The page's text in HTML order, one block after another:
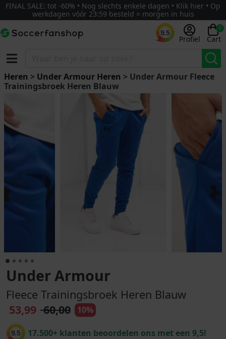
FINAL SALE: tot -60% • Nog slechts enkele dagen • Klik hier • Op
werkdagen vóór 23:59 besteld = morgen in huis
9.5
Profiel
0
Cart
Heren > Under Armour Heren > Under Armour Fleece
Trainingsbroek Heren Blauw
Under Armour
Fleece Trainingsbroek Heren Blauw
53,99 60,00 10%
9.5 17.500+ klanten beoordelen ons met een 9,5!